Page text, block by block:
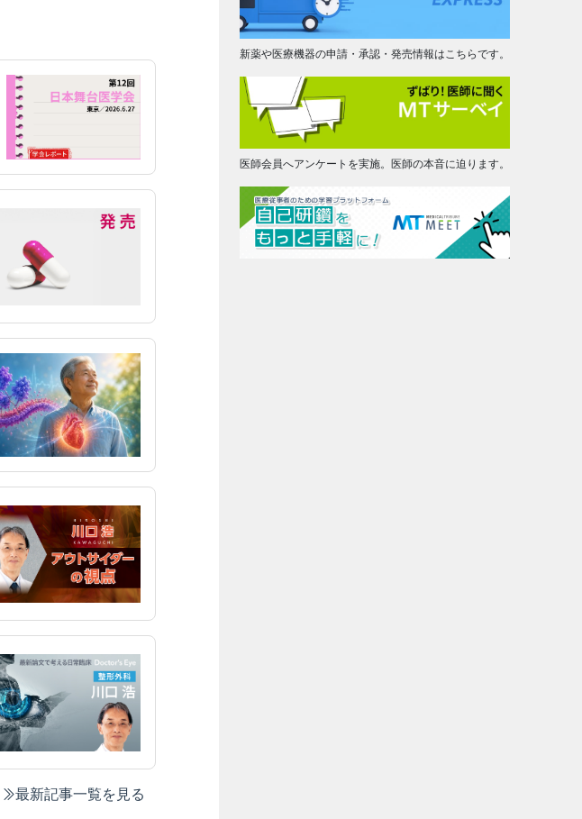
最新記事一覧を見る
新薬や医療機器の申請・承認・発売情報はこちらです。
医師会員へアンケートを実施。医師の本音に迫ります。